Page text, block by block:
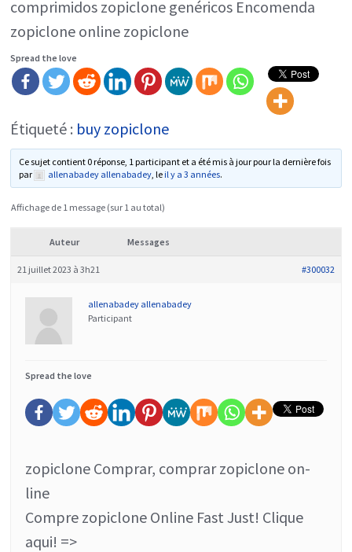
comprimidos zopiclone genéricos Encomenda
zopiclone online zopiclone
Spread the love
Étiqueté : buy zopiclone
Ce sujet contient 0 réponse, 1 participant et a été mis à jour pour la dernière fois
par
allenabadey allenabadey, le il y a 3 années.
Affichage de 1 message (sur 1 au total)
Auteur Messages
21 juillet 2023 à 3h21 #300032
allenabadey allenabadey
Participant
Spread the love
zopiclone Comprar, comprar zopiclone on-
line
Compre zopiclone Online Fast Just! Clique
aqui! =>